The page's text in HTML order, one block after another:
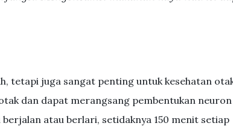
tetapi juga sangat penting untuk kesehatan
dan dapat merangsang pembentukan neuron
atau berlari, setidaknya 150 menit setiap